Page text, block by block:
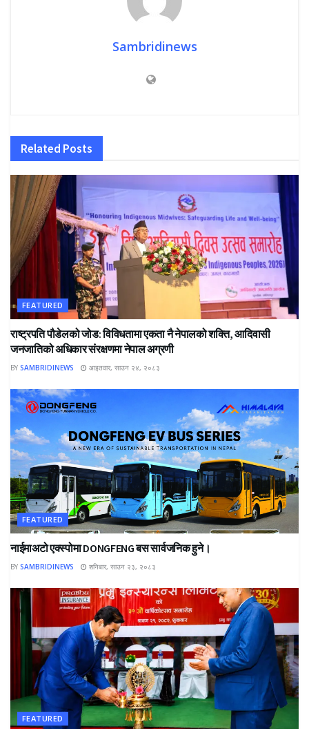
Sambridinews
Related Posts
FEATURED
राष्ट्रपति पौडेलको जोड: विविधतामा एकता नै नेपालको शक्ति, आदिवासी
जनजातिको अधिकार संरक्षणमा नेपाल अग्रणी
BY SAMBRIDINEWS आइतवार, साउन २४, २०८३
FEATURED
नाईमाअटो एक्स्पोमा DONGFENG बस सार्वजनिक हुने।
BY SAMBRIDINEWS शनिबार, साउन २३, २०८३
FEATURED